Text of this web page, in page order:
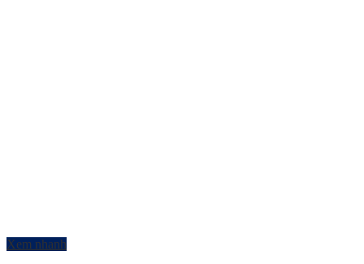
Xem nhanh